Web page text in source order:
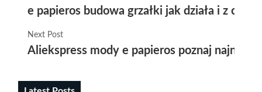
e papieros budowa grzałki jak działa i z
Next Post
Aliekspress mody e papieros poznaj